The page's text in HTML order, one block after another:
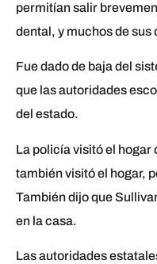
permitían salir
dental, y muchos de
Fue dado de baja del
que las autoridades
del estado.
La policía visitó el hogar
también visitó el hogar,
También dijo que
en la casa.
Las autoridades